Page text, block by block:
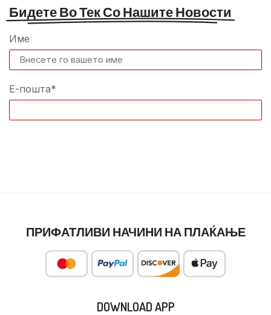
Бидете Во Тек Со Нашите Новости
Име
Е-пошта*
ПРИФАТЛИВИ НАЧИНИ НА ПЛАЌАЊЕ
DOWNLOAD APP